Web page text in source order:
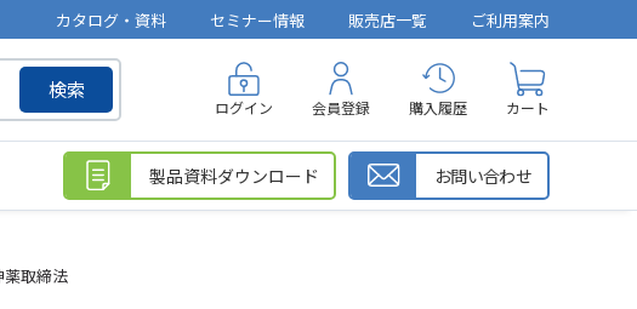
カタログ・資料 セミナー情報 販売店一覧 ご利用案内
検索
ログイン 会員登録 購入履歴 カート
製品資料ダウンロード お問い合わせ
薬取締法